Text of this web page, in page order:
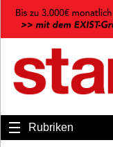
Rubriken